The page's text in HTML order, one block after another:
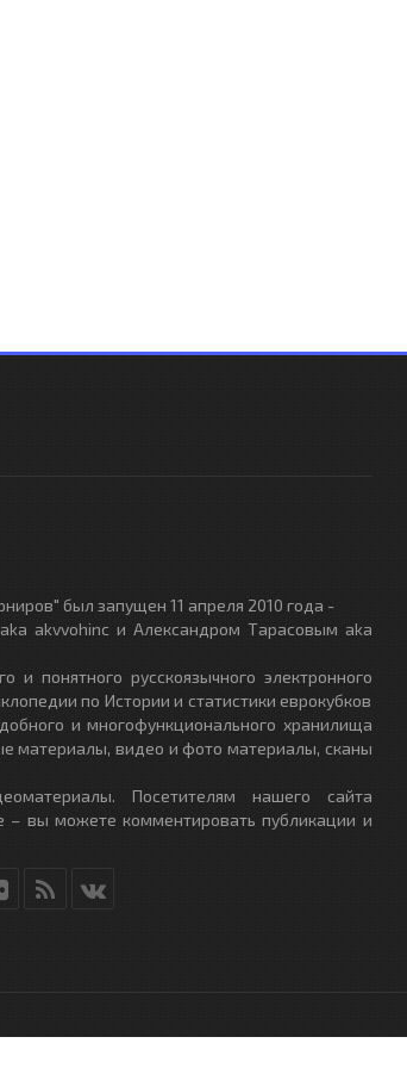
был запущен 11 апреля 2010 года -
akvvohinc и Александром Тарасовым aka
и понятного русскоязычного электронного
по Истории и статистики еврокубков
и многофункционального хранилища
материалы, видео и фото материалы, сканы
Посетителям нашего сайта
– вы можете комментировать публикации и
- All Rights Reserved.